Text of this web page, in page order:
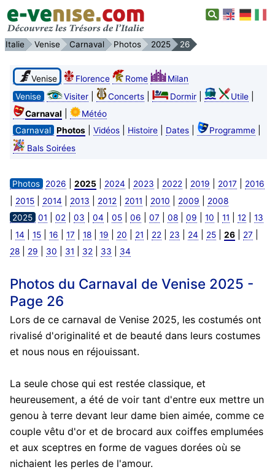
Italie Venise Carnaval Photos 2025 26
Venise Florence Rome
Milan
Venise
Visiter| Concerts| Dormir| Utile|
Carnaval
Météo
Carnaval Photos| Vidéos| Histoire| Dates| Programme|
Bals Soirées
Photos 2026 2025 2024 2023 2022 2019 2017 2016
2015| 2014 2013 2012 2011 2010 2009
2008
2025 01 02 03 04 05| 06 07 08| 09 10 11 12 13
14 15| 16 17 18| 19 20 21 22 23 24 25| 26| 27
28| 29 30 31 32 33 34
Photos du Carnaval de Venise 2025 -
Page 26
Lors de ce carnaval de Venise 2025, les costumés ont
rivalisé d'originalité et de beauté dans leurs costumes
et nous nous en réjouissant.
La seule chose qui est restée classique, et
heureusement, a été de voir tant d'entre eux mettre un
genou à terre devant leur dame bien aimée, comme ce
couple vêtu d'or et de brocard aux coiffes emplumées
et aux sceptres en forme de vagues dorées où se
nichaient les perles de l'amour.